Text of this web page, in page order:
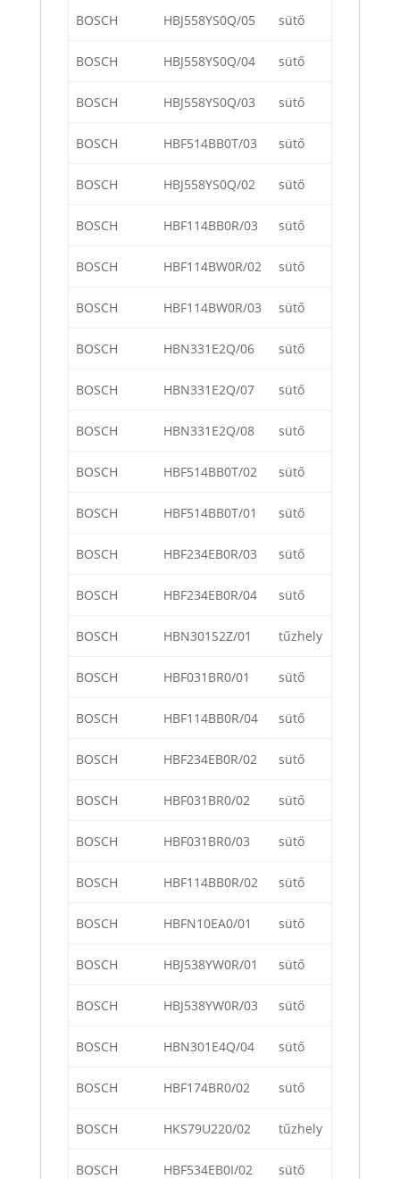
BOSCH HBJ558YS0Q/05 sütő
BOSCH HBJ558YS0Q/04 sütő
BOSCH HBJ558YS0Q/03 sütő
BOSCH HBF514BB0T/03 sütő
BOSCH HBJ558YS0Q/02 sütő
BOSCH HBF114BB0R/03 sütő
BOSCH HBF114BW0R/02 sütő
BOSCH HBF114BW0R/03 sütő
BOSCH HBN331E2Q/06 sütő
BOSCH HBN331E2Q/07 sütő
BOSCH HBN331E2Q/08 sütő
BOSCH HBF514BB0T/02 sütő
BOSCH HBF514BB0T/01 sütő
BOSCH HBF234EB0R/03 sütő
BOSCH HBF234EB0R/04 sütő
BOSCH HBN301S2Z/01 tűzhely
BOSCH HBF031BR0/01 sütő
BOSCH HBF114BB0R/04 sütő
BOSCH HBF234EB0R/02 sütő
BOSCH HBF031BR0/02 sütő
BOSCH HBF031BR0/03 sütő
BOSCH HBF114BB0R/02 sütő
BOSCH HBFN10EA0/01 sütő
BOSCH HBJ538YW0R/01 sütő
BOSCH HBJ538YW0R/03 sütő
BOSCH HBN301E4Q/04 sütő
BOSCH HBF174BR0/02 sütő
BOSCH HKS79U220/02 tűzhely
BOSCH HBF534EB0I/02 sütő